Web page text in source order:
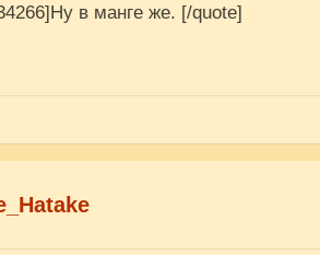
в манге же. [/quote]